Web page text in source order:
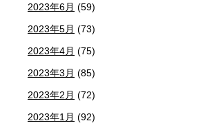
2023年6月 (59)
2023年5月 (73)
2023年4月 (75)
2023年3月 (85)
2023年2月 (72)
2023年1月 (92)